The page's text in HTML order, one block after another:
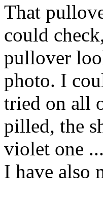
That
could
pullover
photo. I
tried on all
pilled, the
violet one
I have also